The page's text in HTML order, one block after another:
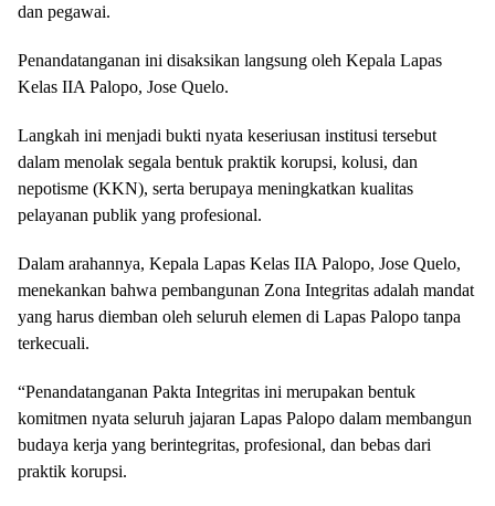
dan pegawai.
Penandatanganan ini disaksikan langsung oleh Kepala Lapas
Kelas IIA Palopo, Jose Quelo.
Langkah ini menjadi bukti nyata keseriusan institusi tersebut
dalam menolak segala bentuk praktik korupsi, kolusi, dan
nepotisme (KKN), serta berupaya meningkatkan kualitas
pelayanan publik yang profesional.
Dalam arahannya, Kepala Lapas Kelas IIA Palopo, Jose Quelo,
menekankan bahwa pembangunan Zona Integritas adalah mandat
yang harus diemban oleh seluruh elemen di Lapas Palopo tanpa
terkecuali.
“Penandatanganan Pakta Integritas ini merupakan bentuk
komitmen nyata seluruh jajaran Lapas Palopo dalam membangun
budaya kerja yang berintegritas, profesional, dan bebas dari
praktik korupsi.